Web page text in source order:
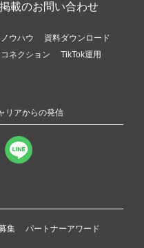
掲載のお問い合わせ
ウハウ
資料ダウンロード
ネクション
TikTok運用
リアからの発信
集 パートナーアワード